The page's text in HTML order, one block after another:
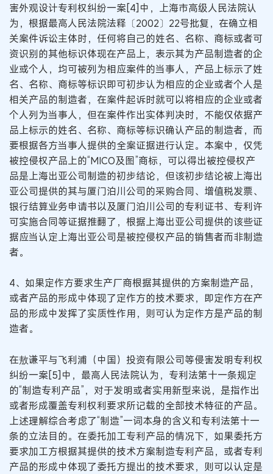
害外观设计专利权纠纷一案[4]中，上海市高级人民法院认
为，根据最高人民法院法释〔2002〕22号批复，在确立相
关案件诉讼主体时，任何将自己的姓名、名称、商标或者可
资识别的其他标识体现在产品上，表示其为产品制造者的企
业或个人，均可被列为相应案件的当事人，产品上标示了姓
名、名称、商标等标识即可初步认为相应的企业或者个人是
相关产品的制造者，在案件起诉时就可以将相应的企业或者
个人列为当事人，但在案件作出实体判决时，不能仅依据产
品上标示的姓名、名称、商标等标识确认产品的制造者，而
要根据各方当事人提供的全案证据进行认定。本案中，仅凭
被控侵权产品上的“MICO及图”商标，可以得出被控侵权产
品是上海出亚公司制造的初步结论，但该初步结论被上海出
亚公司提供的其与厦门泊川公司的采购合同、增值税发票、
银行结算业务申请书以及厦门泊川公司的专利证书、专利许
可实施合同等证据推翻了，根据上海出亚公司提供的该些证
据应当认定上海出亚公司是被控侵权产品的销售者而非制造
者。
4、如果定作方要求生产厂商根据其提供的方案制造产品，
或者产品的形成中体现了定作方的技术要求，即定作方在产
品的形成中发挥了实质性作用，则可认为定作方是产品的制
造者。
在敖谦平与飞利浦（中国）投资有限公司等侵害发明专利权
纠纷一案[5]中，最高人民法院认为，专利法第十一条规定
的“制造专利产品”，对于发明或者实用新型来说，是指作出
或者形成覆盖专利权利要求所记载的全部技术特征的产品。
上述理解综合考虑了“制造”一词本身的含义和专利法第十一
条的立法目的。在委托加工专利产品的情况下，如果委托方
要求加工方根据其提供的技术方案制造专利产品，或者专利
产品的形成中体现了委托方提出的技术要求，则可以认定是